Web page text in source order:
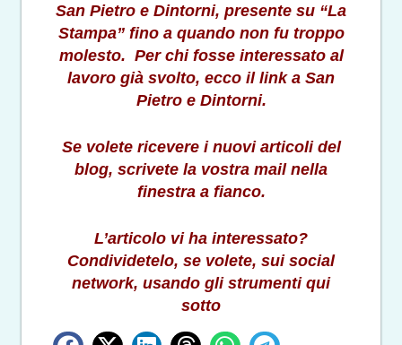
San Pietro e Dintorni, presente su “La
Stampa” fino a quando non fu troppo
molesto. Per chi fosse interessato al
lavoro già svolto, ecco il link a San
Pietro e Dintorni.
Se volete ricevere i nuovi articoli del
blog, scrivete la vostra mail nella
finestra a fianco.
L’articolo vi ha interessato?
Condividetelo, se volete, sui social
network, usando gli strumenti qui
sotto